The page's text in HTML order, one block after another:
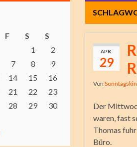
APR.
29
Von
Der
waren, fast
Thomas
Büro.
F S
S
1
2
7 8
9
14 15
16
21 22
23
28 29
30